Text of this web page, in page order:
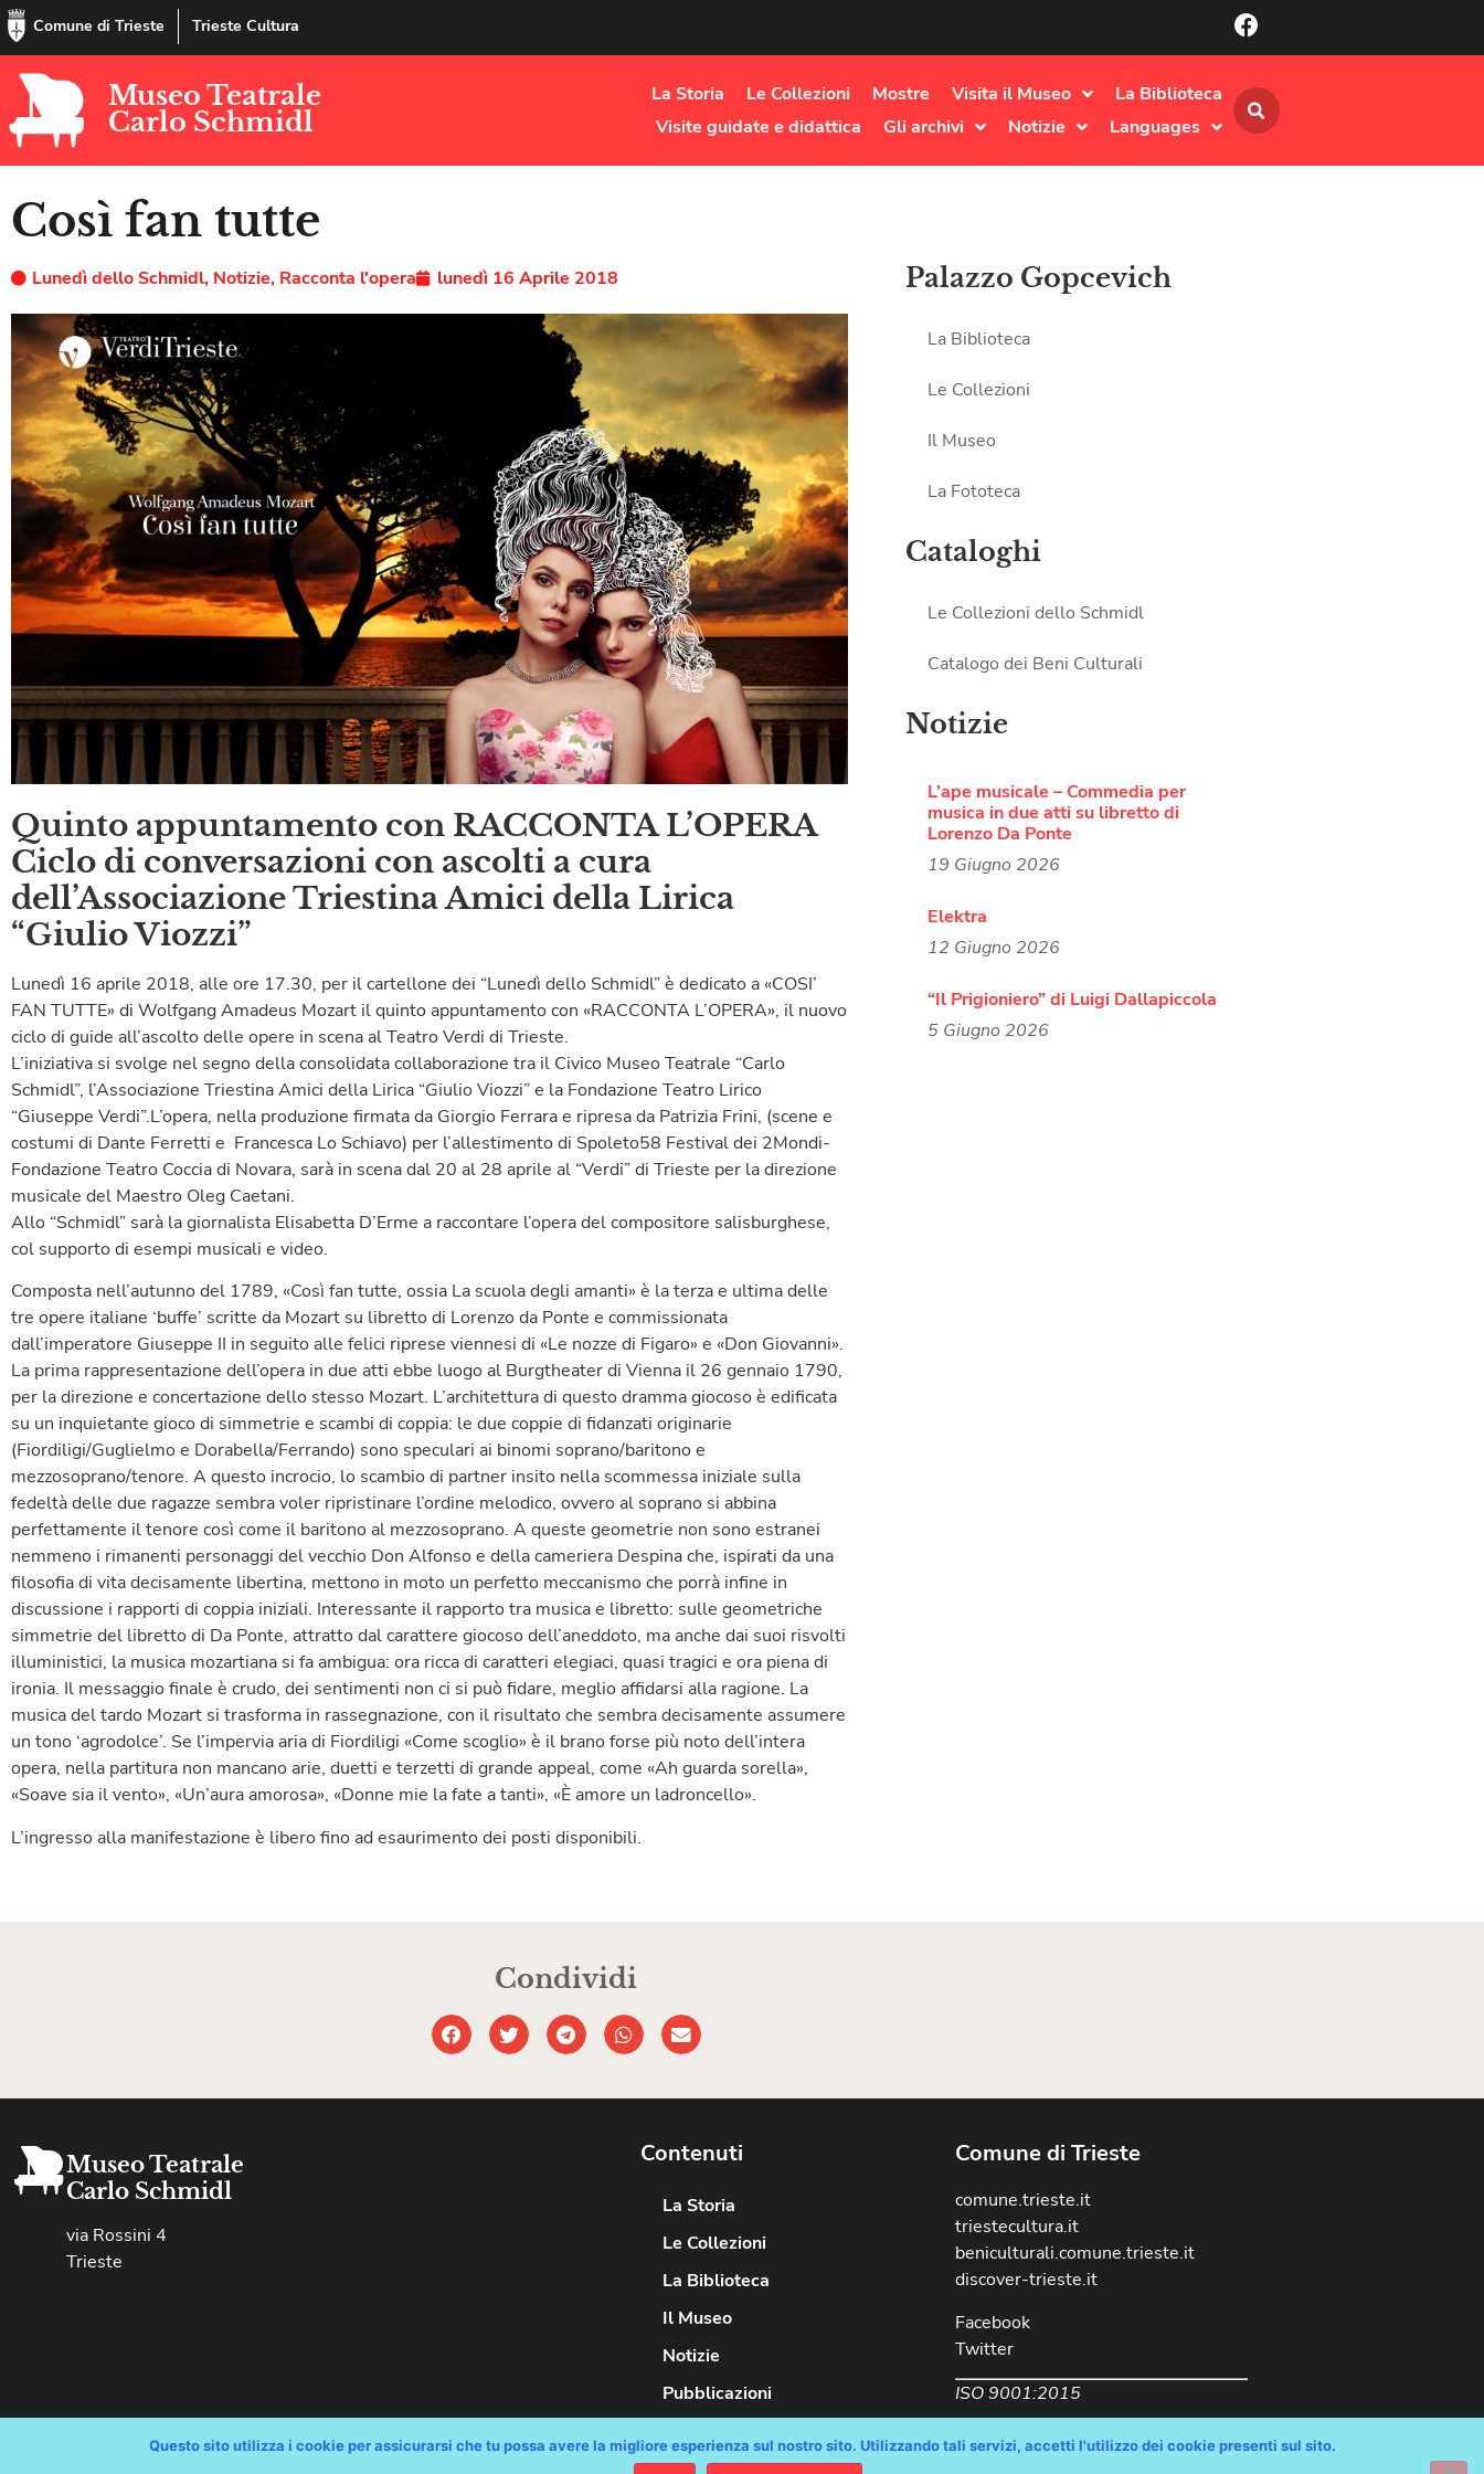
Comune di Trieste Trieste Cultura
Museo Teatrale
Carlo Schmidl
La Storia Le Collezioni Mostre Visita il Museo
La Biblioteca
Visite guidate e didattica
Gli archivi Notizie Languages
Così fan tutte
Lunedì dello Schmidl, Notizie, Racconta l'opera lunedì 16 Aprile 2018
Quinto appuntamento con RACCONTA L’OPERA
Ciclo di conversazioni con ascolti a cura
dell’Associazione Triestina Amici della Lirica
“Giulio Viozzi”
Lunedì 16 aprile 2018, alle ore 17.30, per il cartellone dei “Lunedì dello Schmidl” è dedicato a «COSI’
FAN TUTTE» di Wolfgang Amadeus Mozart il quinto appuntamento con «RACCONTA L’OPERA», il nuovo
ciclo di guide all’ascolto delle opere in scena al Teatro Verdi di Trieste.
L’iniziativa si svolge nel segno della consolidata collaborazione tra il Civico Museo Teatrale “Carlo
Schmidl”, l’Associazione Triestina Amici della Lirica “Giulio Viozzi” e la Fondazione Teatro Lirico
“Giuseppe Verdi”.L’opera, nella produzione firmata da Giorgio Ferrara e ripresa da Patrizia Frini, (scene e
costumi di Dante Ferretti e Francesca Lo Schiavo) per l’allestimento di Spoleto58 Festival dei 2Mondi-
Fondazione Teatro Coccia di Novara, sarà in scena dal 20 al 28 aprile al “Verdi” di Trieste per la direzione
musicale del Maestro Oleg Caetani.
Allo “Schmidl” sarà la giornalista Elisabetta D’Erme a raccontare l’opera del compositore salisburghese,
col supporto di esempi musicali e video.
Composta nell’autunno del 1789, «Così fan tutte, ossia La scuola degli amanti» è la terza e ultima delle
tre opere italiane ‘buffe’ scritte da Mozart su libretto di Lorenzo da Ponte e commissionata
dall’imperatore Giuseppe II in seguito alle felici riprese viennesi di «Le nozze di Figaro» e «Don Giovanni».
La prima rappresentazione dell’opera in due atti ebbe luogo al Burgtheater di Vienna il 26 gennaio 1790,
per la direzione e concertazione dello stesso Mozart. L’architettura di questo dramma giocoso è edificata
su un inquietante gioco di simmetrie e scambi di coppia: le due coppie di fidanzati originarie
(Fiordiligi/Guglielmo e Dorabella/Ferrando) sono speculari ai binomi soprano/baritono e
mezzosoprano/tenore. A questo incrocio, lo scambio di partner insito nella scommessa iniziale sulla
fedeltà delle due ragazze sembra voler ripristinare l’ordine melodico, ovvero al soprano si abbina
perfettamente il tenore così come il baritono al mezzosoprano. A queste geometrie non sono estranei
nemmeno i rimanenti personaggi del vecchio Don Alfonso e della cameriera Despina che, ispirati da una
filosofia di vita decisamente libertina, mettono in moto un perfetto meccanismo che porrà infine in
discussione i rapporti di coppia iniziali. Interessante il rapporto tra musica e libretto: sulle geometriche
simmetrie del libretto di Da Ponte, attratto dal carattere giocoso dell’aneddoto, ma anche dai suoi risvolti
illuministici, la musica mozartiana si fa ambigua: ora ricca di caratteri elegiaci, quasi tragici e ora piena di
ironia. Il messaggio finale è crudo, dei sentimenti non ci si può fidare, meglio affidarsi alla ragione. La
musica del tardo Mozart si trasforma in rassegnazione, con il risultato che sembra decisamente assumere
un tono ‘agrodolce’. Se l’impervia aria di Fiordiligi «Come scoglio» è il brano forse più noto dell’intera
opera, nella partitura non mancano arie, duetti e terzetti di grande appeal, come «Ah guarda sorella»,
«Soave sia il vento», «Un’aura amorosa», «Donne mie la fate a tanti», «È amore un ladroncello».
L’ingresso alla manifestazione è libero fino ad esaurimento dei posti disponibili.
Palazzo Gopcevich
La Biblioteca
Le Collezioni
Il Museo
La Fototeca
Cataloghi
Le Collezioni dello Schmidl
Catalogo dei Beni Culturali
Notizie
L’ape musicale – Commedia per
musica in due atti su libretto di
Lorenzo Da Ponte
19 Giugno 2026
Elektra
12 Giugno 2026
“Il Prigioniero” di Luigi Dallapiccola
5 Giugno 2026
Condividi
Museo Teatrale
Carlo Schmidl
via Rossini 4
Trieste
Contenuti
La Storia
Le Collezioni
La Biblioteca
Il Museo
Notizie
Pubblicazioni
Comune di Trieste
comune.trieste.it
triestecultura.it
beniculturali.comune.trieste.it
discover-trieste.it
Facebook
Twitter
ISO 9001:2015
Questo sito utilizza i cookie per assicurarsi che tu possa avere la migliore esperienza sul nostro sito. Utilizzando tali servizi, accetti l'utilizzo dei cookie presenti sul sito.